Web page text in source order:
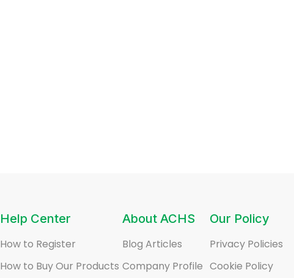
Help Center
How to Register
How to Buy Our Products
About ACHS
Blog Articles
Company Profile
Our Policy
Privacy Policies
Cookie Policy